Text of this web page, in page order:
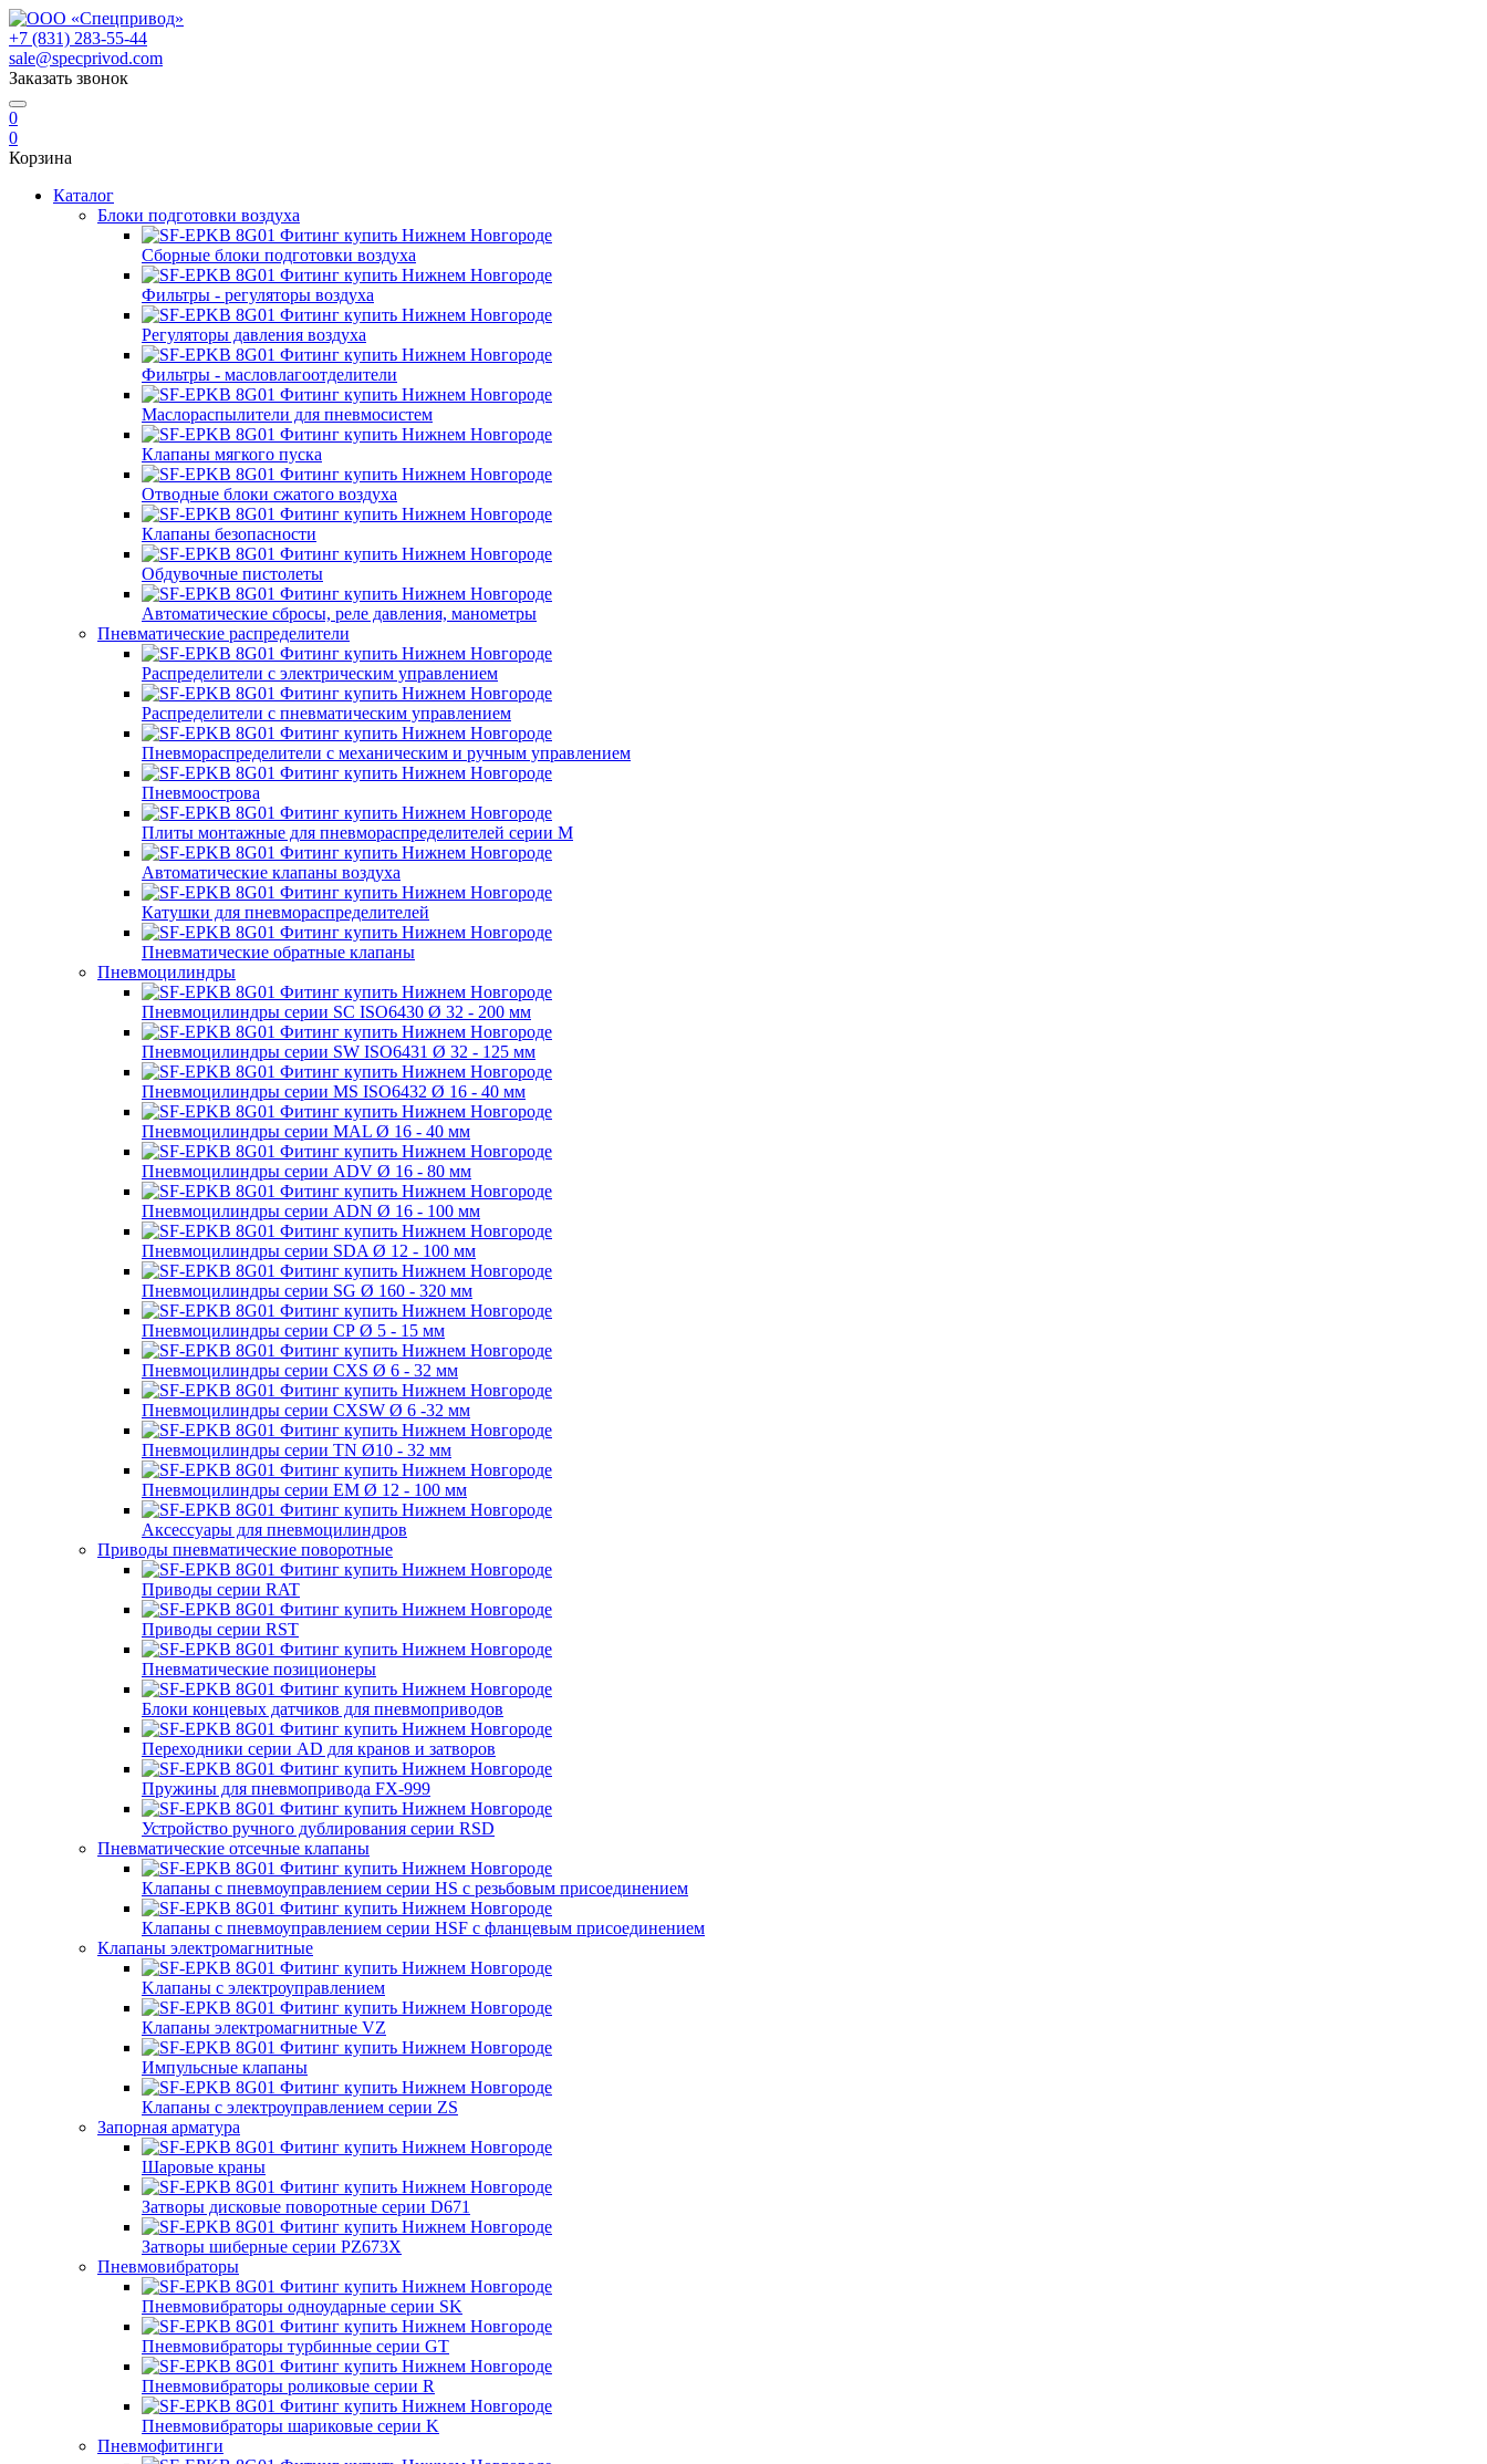
+7 (831) 283-55-44
sale@specprivod.com
Заказать звонок
0
0
Корзина
Каталог
Блоки подготовки воздуха
Сборные блоки подготовки воздуха
Фильтры - регуляторы воздуха
Регуляторы давления воздуха
Фильтры - масловлагоотделители
Маслораспылители для пневмосистем
Клапаны мягкого пуска
Отводные блоки сжатого воздуха
Клапаны безопасности
Обдувочные пистолеты
Автоматические сбросы, реле давления, манометры
Пневматические распределители
Распределители с электрическим управлением
Распределители с пневматическим управлением
Пневмораспределители с механическим и ручным управлением
Пневмоострова
Плиты монтажные для пневмораспределителей серии M
Автоматические клапаны воздуха
Катушки для пневмораспределителей
Пневматические обратные клапаны
Пневмоцилиндры
Пневмоцилиндры серии SC ISO6430 Ø 32 - 200 мм
Пневмоцилиндры серии SW ISO6431 Ø 32 - 125 мм
Пневмоцилиндры серии MS ISO6432 Ø 16 - 40 мм
Пневмоцилиндры серии MAL Ø 16 - 40 мм
Пневмоцилиндры серии ADV Ø 16 - 80 мм
Пневмоцилиндры серии ADN Ø 16 - 100 мм
Пневмоцилиндры серии SDA Ø 12 - 100 мм
Пневмоцилиндры серии SG Ø 160 - 320 мм
Пневмоцилиндры серии СР Ø 5 - 15 мм
Пневмоцилиндры серии CXS Ø 6 - 32 мм
Пневмоцилиндры серии CXSW Ø 6 -32 мм
Пневмоцилиндры серии TN Ø10 - 32 мм
Пневмоцилиндры серии EM Ø 12 - 100 мм
Аксессуары для пневмоцилиндров
Приводы пневматические поворотные
Приводы серии RAT
Приводы серии RST
Пневматические позиционеры
Блоки концевых датчиков для пневмоприводов
Переходники серии AD для кранов и затворов
Пружины для пневмопривода FX-999
Устройство ручного дублирования серии RSD
Пневматические отсечные клапаны
Клапаны с пневмоуправлением серии HS с резьбовым присоединением
Клапаны с пневмоуправлением серии HSF с фланцевым присоединением
Клапаны электромагнитные
Kлапаны с электроуправлением
Клапаны электромагнитные VZ
Импульсные клапаны
Клапаны с электроуправлением серии ZS
Запорная арматура
Шаровые краны
Затворы дисковые поворотные серии D671
Затворы шиберные серии PZ673X
Пневмовибраторы
Пневмовибраторы одноударные серии SK
Пневмовибраторы турбинные серии GT
Пневмовибраторы роликовые серии R
Пневмовибраторы шариковые серии K
Пневмофитинги